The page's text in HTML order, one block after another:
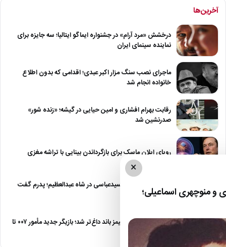
آخرین‌ها
درخشش «مرد آرام» در جشنواره ایماگو ایتالیا؛ سه جایزه برای
نماینده سینمای ایران
ماجرای نصب سنگ مزار اکبر عبدی؛ اقدامی که بدون اطلاع
خانواده انجام شد
رقابت بهرام افشاری و امین حیایی در گیشه؛ «زنده شور»
صدرنشین شد
رویای ایلان ماسک برای بازگرداندن بینایی با تراشه مغزی
درگیری شدید داود سیدعباسی در شاه عبدالعظیم؛ پدرم گفت
طرف مُرد!
رقابت برای نقش جیمز باند داغ‌تر شد؛ بازیگر جدید مأمور ۰۰۷ تا
پایان…
×
منوچهری اسماعیلی؛